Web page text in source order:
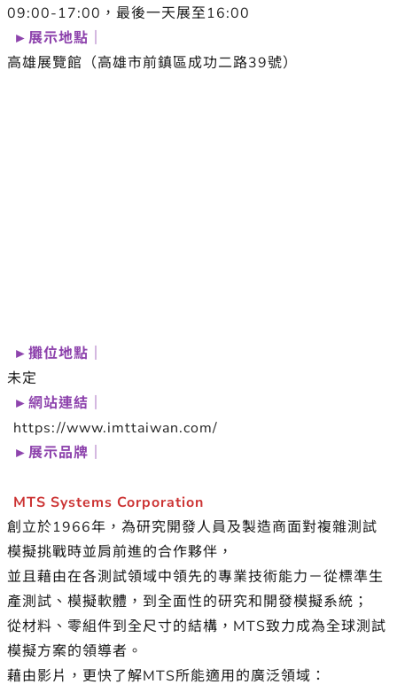
09:00-17:00，最後一天展至16:00
►展示地點｜
高雄展覽館（高雄市前鎮區成功二路39號）
►攤位地點｜
未定
►網站連結｜
https://www.imttaiwan.com/
►展示品牌｜
MTS Systems Corporation
創立於1966年，為研究開發人員及製造商面對複雜測試
模擬挑戰時並肩前進的合作夥伴，
並且藉由在各測試領域中領先的專業技術能力－從標準生
產測試、模擬軟體，到全面性的研究和開發模擬系統；
從材料、零組件到全尺寸的結構，MTS致力成為全球測試
模擬方案的領導者。
藉由影片，更快了解MTS所能適用的廣泛領域：